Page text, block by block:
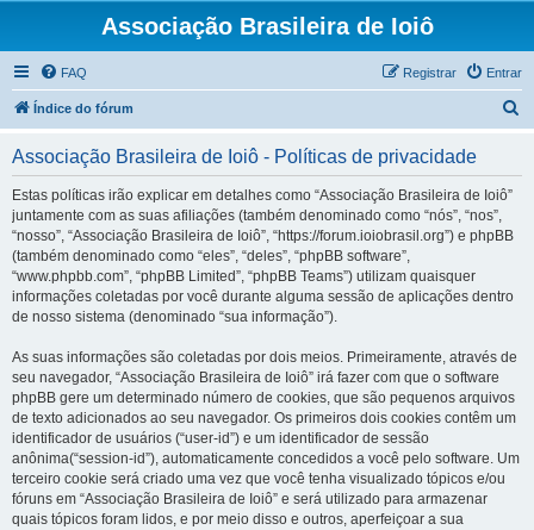
Associação Brasileira de Ioiô
FAQ Entrar
Registrar
Índice do fórum
Associação Brasileira de Ioiô - Políticas de privacidade
Estas políticas irão explicar em detalhes como “Associação Brasileira de Ioiô”
juntamente com as suas afiliações (também denominado como “nós”, “nos”,
“nosso”, “Associação Brasileira de Ioiô”, “https://forum.ioiobrasil.org”) e phpBB
(também denominado como “eles”, “deles”, “phpBB software”,
“www.phpbb.com”, “phpBB Limited”, “phpBB Teams”) utilizam quaisquer
informações coletadas por você durante alguma sessão de aplicações dentro
de nosso sistema (denominado “sua informação”).
As suas informações são coletadas por dois meios. Primeiramente, através de
seu navegador, “Associação Brasileira de Ioiô” irá fazer com que o software
phpBB gere um determinado número de cookies, que são pequenos arquivos
de texto adicionados ao seu navegador. Os primeiros dois cookies contêm um
identificador de usuários (“user-id”) e um identificador de sessão
anônima(“session-id”), automaticamente concedidos a você pelo software. Um
terceiro cookie será criado uma vez que você tenha visualizado tópicos e/ou
fóruns em “Associação Brasileira de Ioiô” e será utilizado para armazenar
quais tópicos foram lidos, e por meio disso e outros, aperfeiçoar a sua